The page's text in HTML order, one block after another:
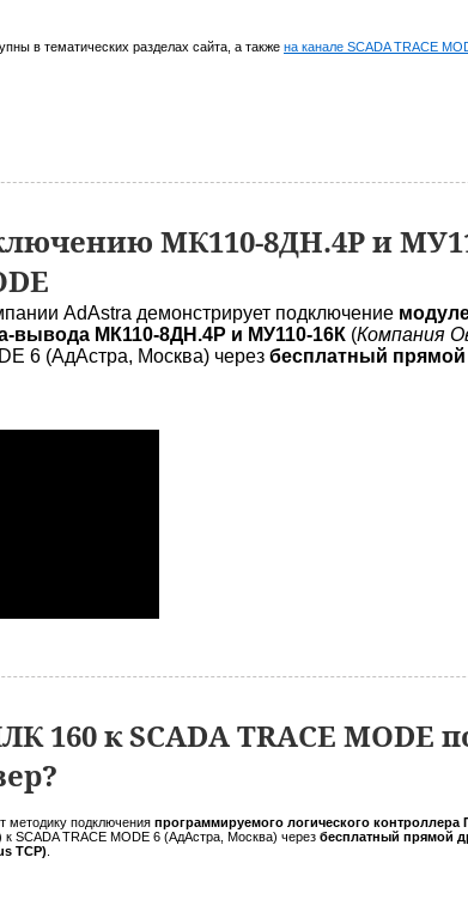
в тематических разделах сайта, а также на канале SCADA TRACE
МК110-8ДН.4Р и
AdAstra демонстрирует подключение
вывода МК110-8ДН.4Р и МУ110-16К (Компания
6 (АдАстра, Москва) через бесплатный прямой
к SCADA TRACE MODE
методику подключения программируемого логического контроллера
к SCADA TRACE MODE 6 (АдАстра, Москва) через бесплатный прямой
TCP)